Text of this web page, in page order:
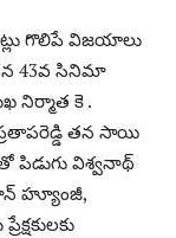
గొలిపే విజయాలు
తన 43వ సినిమా
నిర్మాత కె .
తన సాయి
పిడుగు విశ్వనాథ్
హ్యూంజీ,